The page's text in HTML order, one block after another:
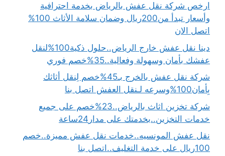
ارخص شركة نقل عفش بالرياض بخدمة احترافية
وأسعار تبدأ من200ريال وضمان سلامة الأثاث 100%
اتصل الان
دينا نقل عفش خارج الرياض..حلول ذكية100%لنقل
عفشك بأمان وسهولة وفعالية..35%خصم فوري
شركة نقل عفش بالخرج بـ45%خصم لِنقل أثاثك
بِأمان100%وسرعه لـنقل العفش اتصل بنا
شركة تخزين اثاث بالرياض..23%خصم على جميع
خدمات التخزين..بخدمتك على مدار24ساعة
نقل عفش المونسيه..خدمات نقل عفش مميزة..خصم
100ريال على خدمة التغليف..اتصل بنا